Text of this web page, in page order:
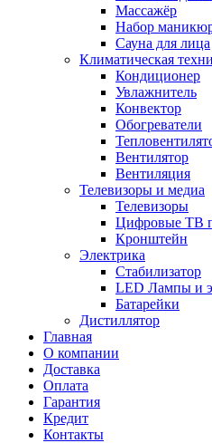
Массажёр
Набор
Сауна для лица
Климатическая
Кондиционер
Увлажнитель
Конвектор
Обогреватели
Вентилятор
Вентиляция
Телевизоры и медиа
Телевизоры
Цифровые ТВ
Кронштейн
Электрика
Стабилизатор
LED Лампы и
Батарейки
Дистиллятор
Главная
О компании
Доставка
Оплата
Гарантия
Кредит
Контакты